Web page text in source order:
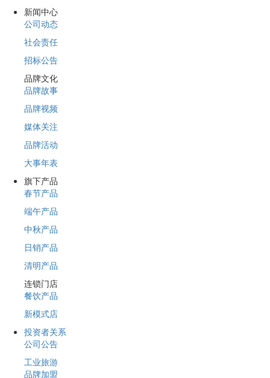
新闻中心
公司动态
社会责任
招标公告
品牌文化
品牌故事
品牌视频
媒体关注
品牌活动
大事年表
旗下产品
春节产品
端午产品
中秋产品
日销产品
清明产品
连锁门店
餐饮产品
新模式店
投资者关系
公司公告
工业旅游
品牌加盟